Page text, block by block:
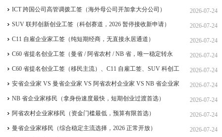
签、ICT 跨国高管工签比较 2026-07-24
ICT 跨国公司高管调拨工签（海外母公司开加拿大分公司）
2026-07-24
SUV 联邦创新创业工签（科创赛道，2026 暂停接收新申请）
2026-07-24
C11 自雇企业家工签（纯短期经商，无直接永居通道）
2026-07-24
C60 省提名创业工签（曼省 / 阿省农村 / NB 省，唯一稳定转永
居，重点） 2026-07-24
C60 省提名创业工签（移民主流）、C11 自雇工签、SUV 科创工
签、ICT 跨国高管工签 2026-07-24
安省企业家 VS 曼省企业家 VS 阿省农村企业家 VS NB 省企业家
四合一详细对比（2026 年 7 月最新官方政策） 2026-07-24
NB 省企业家移民（拿身份速度最快，短期创业过渡首选）
2026-07-24
阿省农村企业家移民（资金门槛最低，预算有限首选）
2026-07-24
曼省企业家移民（综合稳定主流选择，2026 正常开放）